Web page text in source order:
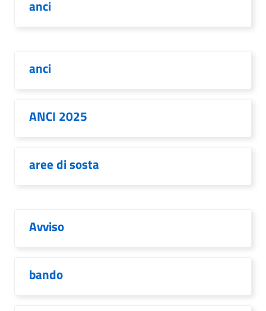
anci
anci
ANCI 2025
aree di sosta
Avviso
bando